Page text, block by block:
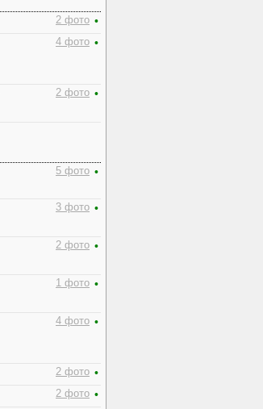
2 фото •
4 фото •
2 фото •
5 фото •
3 фото •
2 фото •
1 фото •
4 фото •
2 фото •
2 фото •